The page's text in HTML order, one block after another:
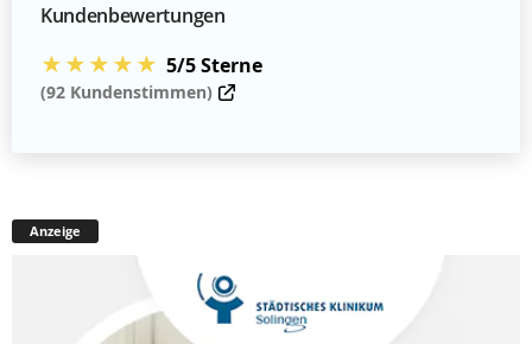
Kundenbewertungen
★★★★★ 5/5 Sterne
(92 Kundenstimmen)
Anzeige